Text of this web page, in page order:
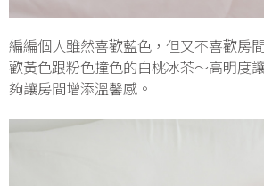
編編個人雖然喜歡藍色，但又不喜歡房
歡黃色跟粉色撞色的白桃冰茶～高明度
夠讓房間增添溫馨感。